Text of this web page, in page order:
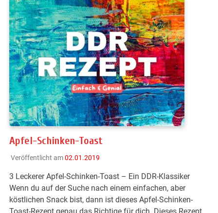
Apfel-Schinken-Toast
Veröffentlicht am02.01.2019
3 Leckerer Apfel-Schinken-Toast – Ein DDR-Klassiker
Wenn du auf der Suche nach einem einfachen, aber
köstlichen Snack bist, dann ist dieses Apfel-Schinken-
Toast-Rezept genau das Richtige für dich. Dieses Rezept